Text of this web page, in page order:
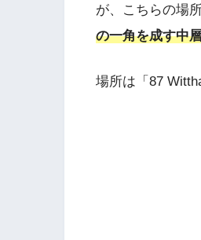
が、こちらの場
の一角を成す中
場所は「87